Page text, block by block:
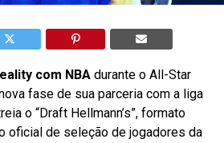
com NBAdurante o All-Star
fase de sua parceria com a liga
o “Draft Hellmann’s”, formato
oficial de seleção de jogadores da